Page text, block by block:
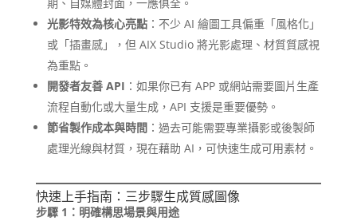
光影特效為核心亮點：不少 AI 繪圖工具偏重「風格化」
或「插畫感」，但 AIX Studio 將光影處理、材質質感視
為重點。
開發者友善 API ：如果你已有 APP 或網站需要圖片生產
流程自動化或大量生成，API 支援是重要優勢。
節省製作成本與時間：過去可能需要專業攝影或後製師
處理光線與材質，現在藉助 AI，可快速生成可用素材。
快速上手指南：三步驟生成質感圖像
步驟 1：明確構思場景與用途